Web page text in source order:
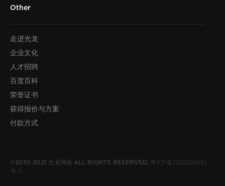
Other
走进光龙
企业文化
人才招聘
百度百科
荣誉证书
获得报价与方案
付款方式
©2010-2021 光龙网络 ALL RIGHTS RESERVED. 粤ICP备2022033651
号-2